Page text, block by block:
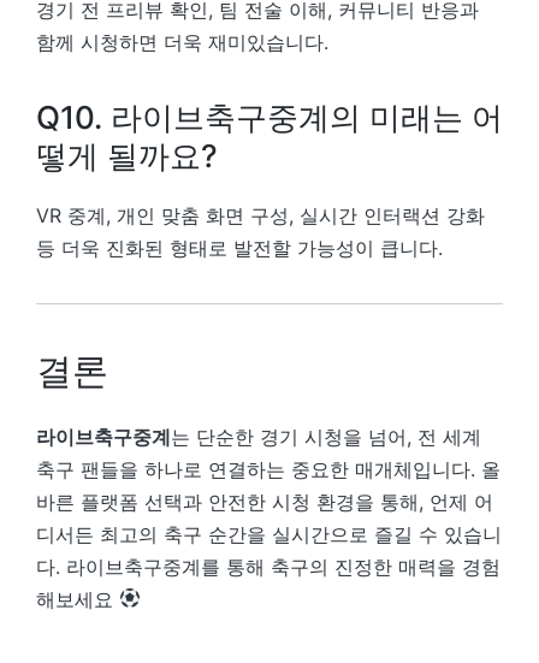
경기 전 프리뷰 확인, 팀 전술 이해, 커뮤니티 반응과
함께 시청하면 더욱 재미있습니다.
Q10. 라이브축구중계의 미래는 어
떻게 될까요?
VR 중계, 개인 맞춤 화면 구성, 실시간 인터랙션 강화
등 더욱 진화된 형태로 발전할 가능성이 큽니다.
결론
라이브축구중계는 단순한 경기 시청을 넘어, 전 세계
축구 팬들을 하나로 연결하는 중요한 매개체입니다. 올
바른 플랫폼 선택과 안전한 시청 환경을 통해, 언제 어
디서든 최고의 축구 순간을 실시간으로 즐길 수 있습니
다. 라이브축구중계를 통해 축구의 진정한 매력을 경험
해보세요